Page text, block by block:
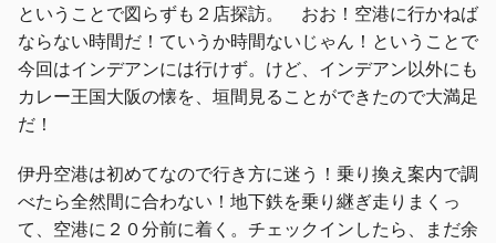
ということで図らずも２店探訪。 おお！空港に行かねば
ならない時間だ！ていうか時間ないじゃん！ということで
今回はインデアンには行けず。けど、インデアン以外にも
カレー王国大阪の懐を、垣間見ることができたので大満足
だ！
伊丹空港は初めてなので行き方に迷う！乗り換え案内で調
べたら全然間に合わない！地下鉄を乗り継ぎ走りまくっ
て、空港に２０分前に着く。チェックインしたら、まだ余